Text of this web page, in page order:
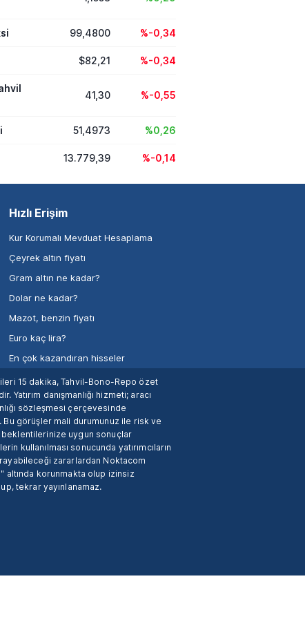
99,4800 %-0,34
$82,21 %-0,34
41,30 %-0,55
51,4973 %0,26
13.779,39 %-0,14
Hızlı Erişim
Kur Korumalı Mevduat Hesaplama
Çeyrek altın fiyatı
Gram altın ne kadar?
Dolar ne kadar?
Mazot, benzin fiyatı
Euro kaç lira?
En çok kazandıran hisseler
15 dakika, Tahvil-Bono-Repo özet
danışmanlığı hizmeti; aracı
sözleşmesi çerçevesinde
görüşler mali durumunuz ile risk ve
beklentilerinize uygun sonuçlar
sonucunda yatırımcıların
zararlardan Noktacom
altında korunmakta olup izinsiz
tekrar yayınlanamaz.